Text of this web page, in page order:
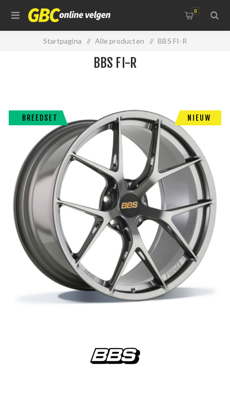
0
Startpagina / Alle producten / BBS FI-R
BREEDSET NIEUW
BBS FI-R